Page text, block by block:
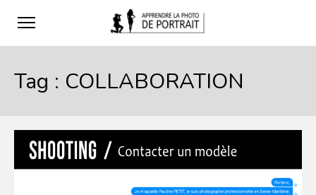
Tag : COLLABORATION